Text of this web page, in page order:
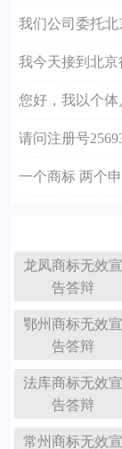
我们公司委托
我今天接到北
您好，我以个
请问注册号
一个商标 两个
龙凤商标无效宣
告答辩
鄂州商标无效宣
告答辩
法库商标无效宣
告答辩
常州商标无效宣